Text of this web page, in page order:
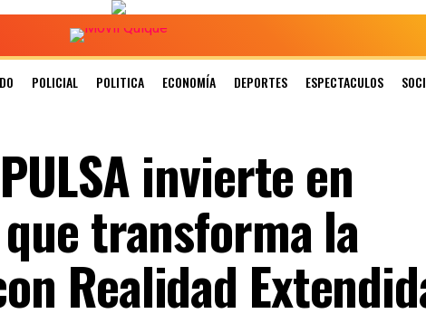
POLICIAL POLITICA ECONOMÍA DEPORTES ESPECTACULOS
invierte en
transforma la
Realidad